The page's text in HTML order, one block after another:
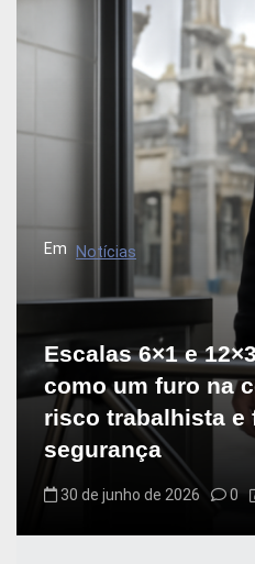
Em Notícias
Escalas 6×1 e
como um furo na
risco trabalhista e
segurança
30 de junho de 2026 0